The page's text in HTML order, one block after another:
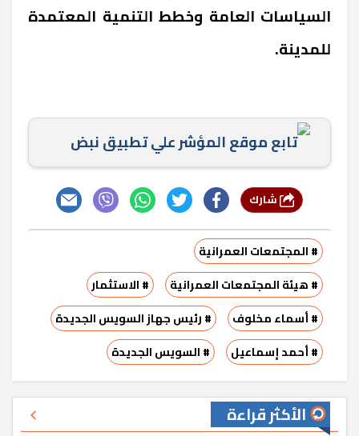
السياسات العامة وخطط التنمية المعتمدة
للمدينة.
تابع موقع المؤشر علي تطبيق نبض
# المجتمعات العمرانية
# هيئة المجتمعات العمرانية
# الاستثمار
# أسماء مخلوف
# رئيس جهاز السويس الجديدة
# أحمد إسماعيل
# السويس الجديدة
الأكثر قراءة